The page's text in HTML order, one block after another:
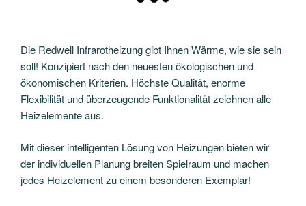
Die Redwell Infrarotheizung gibt Ihnen Wärme, wie sie sein
soll! Konzipiert nach den neuesten ökologischen und
ökonomischen Kriterien. Höchste Qualität, enorme
Flexibilität und überzeugende Funktionalität zeichnen alle
Heizelemente aus.
Mit dieser intelligenten Lösung von Heizungen bieten wir
der individuellen Planung breiten Spielraum und machen
jedes Heizelement zu einem besonderen Exemplar!